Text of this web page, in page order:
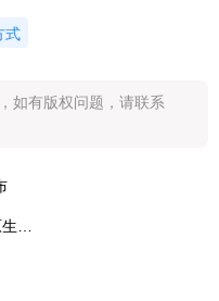
式
如有版权问题，请联系